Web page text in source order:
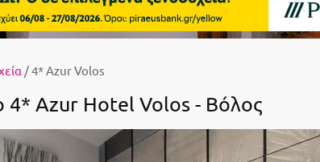
/ 4* Azur Volos
4* Azur Hotel Volos - Βόλος